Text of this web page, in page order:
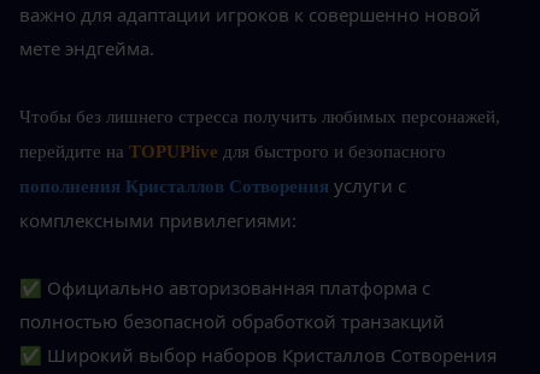
важно для адаптации игроков к совершенно новой
мете эндгейма.
Чтобы без лишнего стресса получить любимых персонажей,
перейдите на TOPUPlive
пополнения Кристаллов Сотворения услуги с
комплексными привилегиями:
✅ Официально авторизованная платформа с
полностью безопасной обработкой транзакций
✅ Широкий выбор наборов Кристаллов Сотворения